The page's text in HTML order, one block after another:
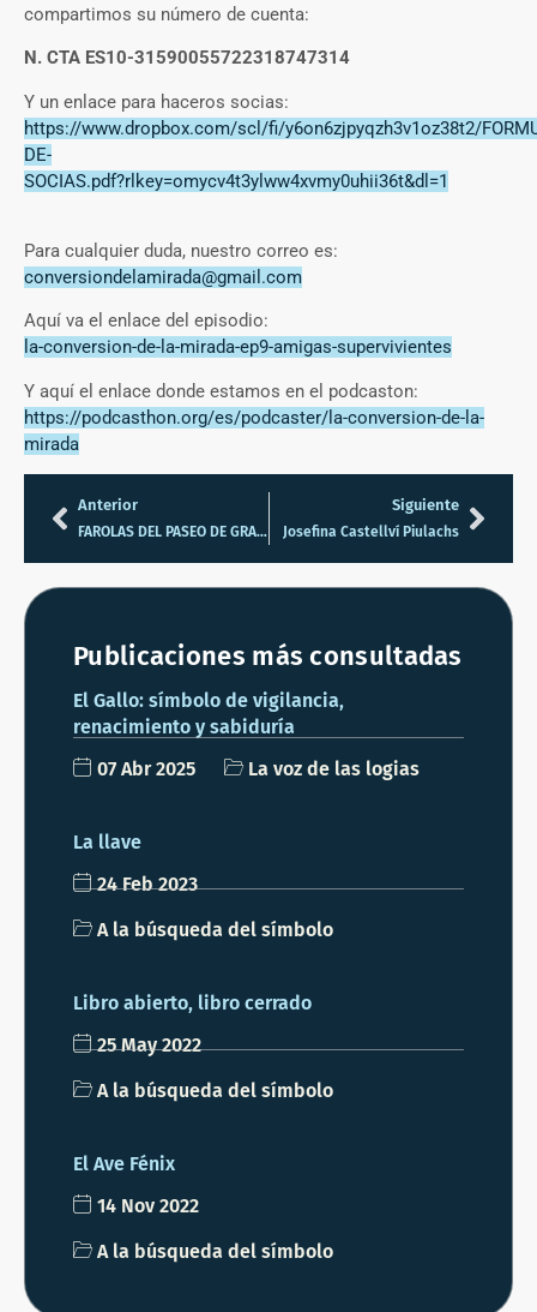
compartimos su número de cuenta:
N. CTA ES10-31590055722318747314
Y un enlace para haceros socias:
https://www.dropbox.com/scl/fi/y6on6zjpyqzh3v1oz38t2/
DE-
SOCIAS.pdf?rlkey=omycv4t3ylww4xvmy0uhii36t&dl=1
Para cualquier duda, nuestro correo es:
conversiondelamirada@gmail.com
Aquí va el enlace del episodio:
la-conversion-de-la-mirada-ep9-amigas-supervivientes
Y aquí el enlace donde estamos en el podcaston:
https://podcasthon.org/es/podcaster/la-conversion-de-la-
mirada
Anterior
FAROLAS DEL PASEO DE GRACIA
Siguiente
Josefina Castellví Piulachs
Publicaciones más consultadas
El Gallo: símbolo de vigilancia,
renacimiento y sabiduría
07 Abr 2025
La voz de las logias
La llave
24 Feb 2023
A la búsqueda del símbolo
Libro abierto, libro cerrado
25 May 2022
A la búsqueda del símbolo
El Ave Fénix
14 Nov 2022
A la búsqueda del símbolo